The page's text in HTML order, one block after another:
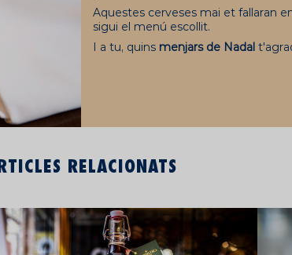
Aquestes cerveses mai et fallaran
sigui el menú escollit.
I a tu, quins menjars de Nadal
RELACIONATS